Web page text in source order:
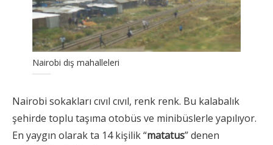
Nairobi dış mahalleleri
Nairobi sokakları cıvıl cıvıl, renk renk. Bu kalabalık
şehirde toplu taşıma otobüs ve minibüslerle yapılıyor.
En yaygın olarak ta 14 kişilik “matatus” denen